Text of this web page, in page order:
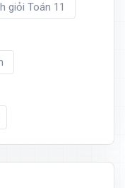
giỏi Toán 11